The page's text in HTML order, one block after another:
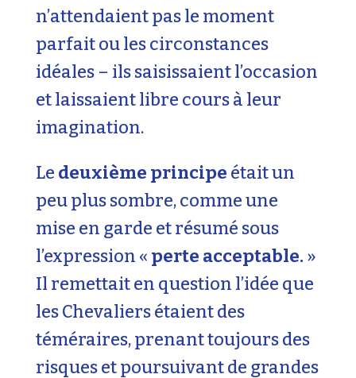
n’attendaient pas le moment
parfait ou les circonstances
idéales – ils saisissaient l’occasion
et laissaient libre cours à leur
imagination.
Le deuxième principe était un
peu plus sombre, comme une
mise en garde et résumé sous
l’expression « perte acceptable.»
Il remettait en question l’idée que
les Chevaliers étaient des
téméraires, prenant toujours des
risques et poursuivant de grandes